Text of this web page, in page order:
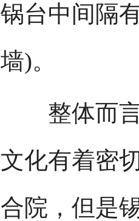
锅台中间隔
墙)。
整体而言
文化有着密
合院，但是